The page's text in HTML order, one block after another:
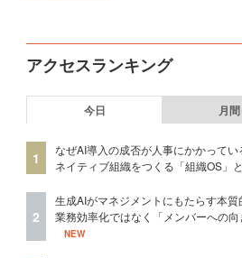
アクセスランキング
今日 月間
1
なぜAI導入の成否が人事にかかってい
ネイティブ組織をつくる「組織OS」
2
生成AIがマネジメントにもたらす本質
業務効率化ではなく「メンバーへの向
NEW